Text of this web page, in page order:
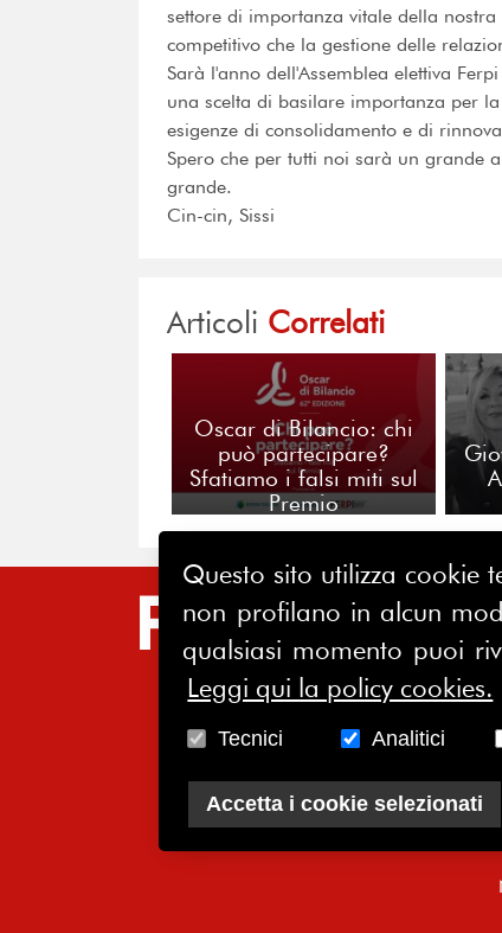
settore di importanza vitale della
competitivo che la gestione delle
Sarà l'anno dell'Assemblea elettiva
una scelta di basilare importanza per
esigenze di consolidamento e di
Spero che per tutti noi sarà un grande
grande.
Cin-cin, Sissi
Articoli Correlati
Oscar di Bilancio: chi
può partecipare?
Sfatiamo i falsi miti sul
Premio
Questo sito utilizza cookie
non profilano in alcun
qualsiasi momento puoi
Leggi qui la policy cookies.
Tecnici Analitici
Accetta i cookie selezionati